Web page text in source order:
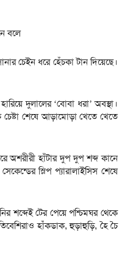
বলে
চেইন ধরে হেঁচকা টান দিয়েছে।
দুলালের ‘বোবা ধরা’ অবস্থা।
শেষে আড়ামোড়া খেতে খেতে
অশরীরী হাঁটার দুপ দুপ শব্দ কানে
স্লিপ প্যারালাইসিস শেষে
শব্দেই টের পেয়ে পশ্চিমঘর থেকে
হাঁকডাক, হুড়াহুড়ি, হৈ চৈ